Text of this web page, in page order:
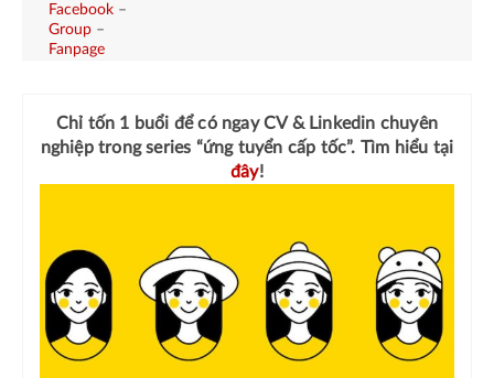
Facebook –
Group –
Fanpage
Chỉ tốn 1 buổi để có ngayCV & Linkedin chuyên
nghiệptrong series “ứng tuyển cấp tốc”. Tìm hiểu tại
đây!